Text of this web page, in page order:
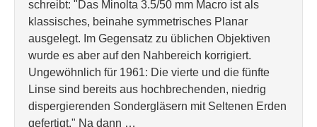
schreibt: "Das Minolta 3.5/50 mm Macro ist als
klassisches, beinahe symmetrisches Planar
ausgelegt. Im Gegensatz zu üblichen Objektiven
wurde es aber auf den Nahbereich korrigiert.
Ungewöhnlich für 1961: Die vierte und die fünfte
Linse sind bereits aus hochbrechenden, niedrig
dispergierenden Sondergläsern mit Seltenen Erden
gefertigt." Na dann …